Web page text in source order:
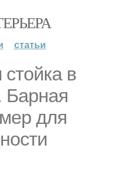
статьи
в
Барная
для